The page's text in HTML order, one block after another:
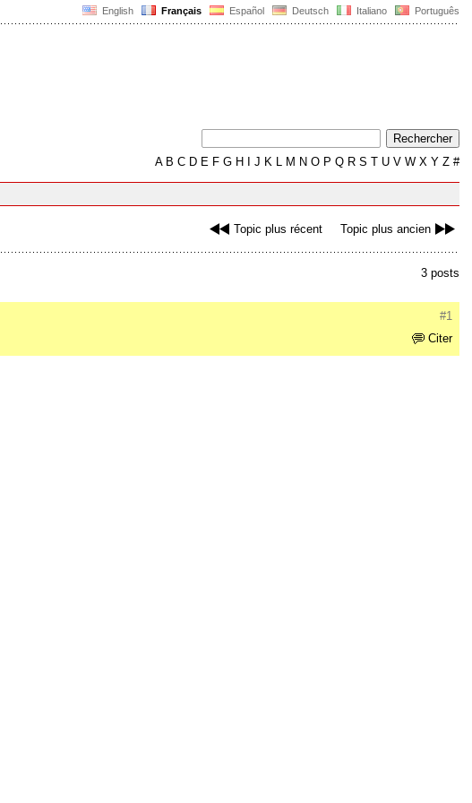
English Français Español Deutsch Italiano Português
AB C D E F G H J K L M N O P Q R S T U V W X Y Z #
Topic plus récent Topic plus ancien
3 posts
#1
Citer